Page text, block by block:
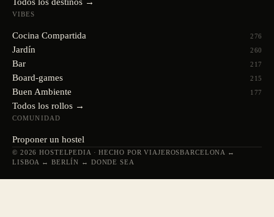
VIBES
Cocina Compartida 276
Jardín 260
Bar 217
Board-games 215
Buen Ambiente 177
Todos los rollos →
COMUNIDAD
Proponer un hostel
© 2026 HOSTELPEDIA · HECHO POR VIAJEROSBARCELONA ↔
LISBOA ↔ BERLÍN ↔ DONDE SEA